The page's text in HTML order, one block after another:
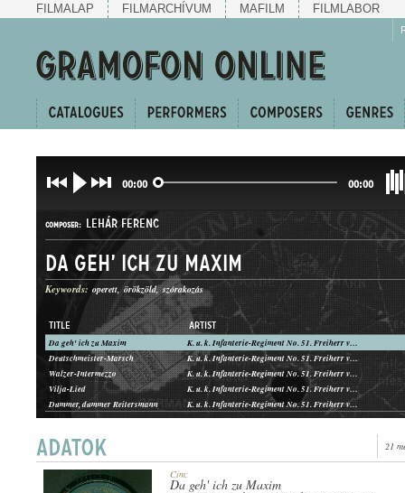
FILMALAP FILMARCHÍVUM MAFILM FILMLABOR
00:00 00:00
COMPOSER: LEHÁR FERENC
GENRE: INDULÓ
Da geh' ich zu Maxim
Keywords: operett örökzöld szórakozás
TITLE ARTIST
Da geh' ich zu Maxim
K. u. k. Infanterie-Regiment No. 51. Freiherr von Probszt
Deutschmeister-Marsch
K. u. k. Infanterie-Regiment No. 51. Freiherr von Probszt
Walzer-Intermezzo
K. u. k. Infanterie-Regiment No. 51. Freiherr von Probszt
Vilja-Lied
K. u. k. Infanterie-Regiment No. 51. Freiherr von Probszt
Dummer, dummer Reitersmann
K. u. k. Infanterie-Regiment No. 51. Freiherr von Probszt
Hoch Habsburg
K. u. k. Infanterie-Regiment No. 51. Freiherr von Probszt
21
Cím:
Da geh' ich zu Maxim